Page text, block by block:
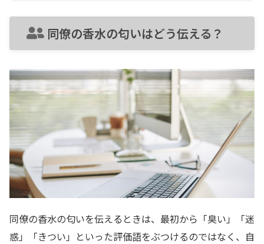
同僚の香水の匂いはどう伝える？
同僚の香水の匂いを伝えるときは、最初から「臭い」「迷
惑」「きつい」といった評価語をぶつけるのではなく、自